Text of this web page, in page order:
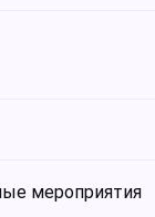
мероприятия